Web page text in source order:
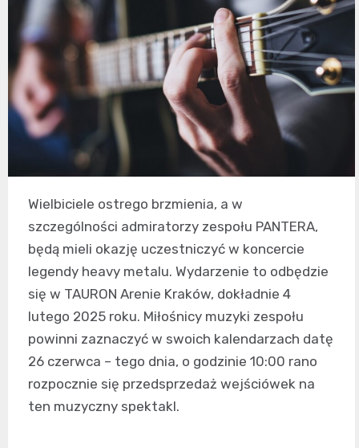
Wielbiciele ostrego brzmienia, a w
szczególności admiratorzy zespołu PANTERA,
będą mieli okazję uczestniczyć w koncercie
legendy heavy metalu. Wydarzenie to odbędzie
się w TAURON Arenie Kraków, dokładnie 4
lutego 2025 roku. Miłośnicy muzyki zespołu
powinni zaznaczyć w swoich kalendarzach datę
26 czerwca – tego dnia, o godzinie 10:00 rano
rozpocznie się przedsprzedaż wejściówek na
ten muzyczny spektakl.